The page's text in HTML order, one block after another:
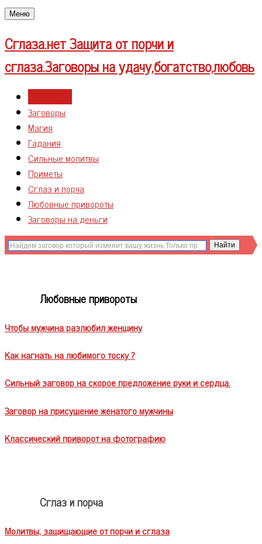
Меню
Сглаза.нетЗащита от порчи и
сглаза.Заговоры на удачу,богатство,любовь
Заговоры
Магия
Гадания
Сильные молитвы
Приметы
Сглаз и порча
Любовные привороты
Заговоры на деньги
Любовные привороты
Чтобы мужчина разлюбил женщину
Как нагнать на любимого тоску ?
Сильный заговор на скорое предложение руки и сердца.
Заговор на присушение женатого мужчины
Классический приворот на фотографию
Сглаз и порча
Молитвы, защищающие от порчи и сглаза